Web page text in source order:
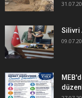
Silivri